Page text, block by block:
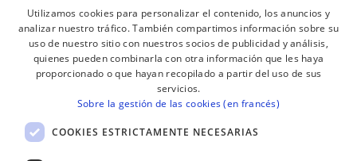
¡RECIBE NUESTROS BOLETINES!
Suscribirse
BASQUE
FRENCH
Utilizamos cookies para personalizar el contenido, los anuncios y
analizar nuestro tráfico. También compartimos información sobre su
uso de nuestro sitio con nuestros socios de publicidad y análisis,
quienes pueden combinarla con otra información que les haya
proporcionado o que hayan recopilado a partir del uso de sus
servicios.
Sobre la gestión de las cookies (en francés)
COOKIES ESTRICTAMENTE NECESARIAS